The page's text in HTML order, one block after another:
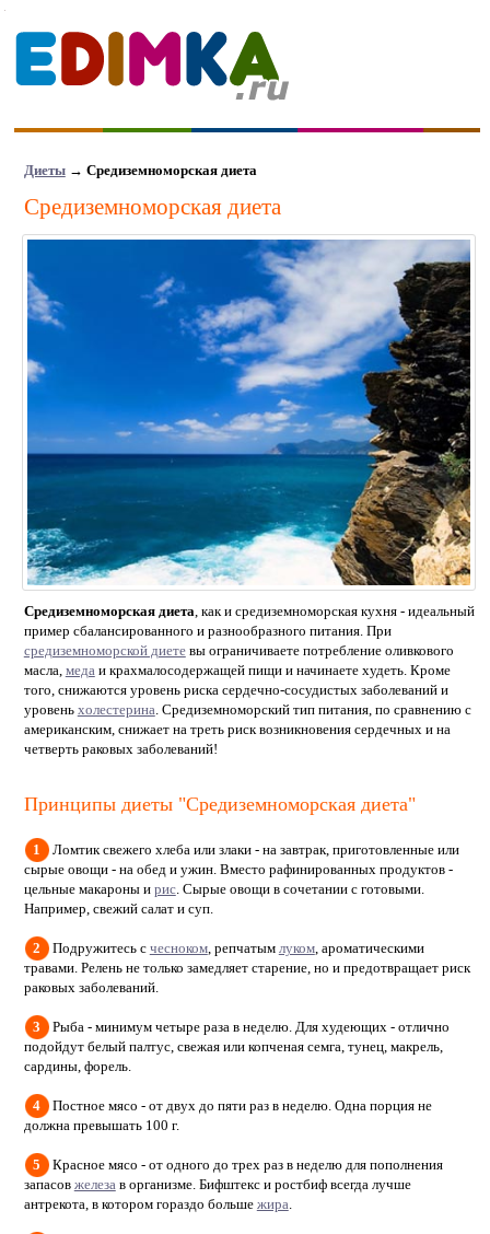
Диеты→ Средиземноморская диета
Средиземноморская диета
Средиземноморская диета, как и средиземноморская кухня - идеальный
пример сбалансированного и разнообразного питания. При
средиземноморской диетевы ограничиваете потребление оливкового
масла, медаи крахмалосодержащей пищи и начинаете худеть. Кроме
того, снижаются уровень риска сердечно-сосудистых заболеваний и
уровень холестерина. Средиземноморский тип питания, по сравнению с
американским, снижает на треть риск возникновения сердечных и на
четверть раковых заболеваний!
Принципы диеты "Средиземноморская диета"
1 Ломтик свежего хлеба или злаки - на завтрак, приготовленные или
сырые овощи - на обед и ужин. Вместо рафинированных продуктов -
цельные макароны и рис. Сырые овощи в сочетании с готовыми.
Например, свежий салат и суп.
2 Подружитесь с чесноком, репчатым луком, ароматическими
травами. Pелень не только замедляет старение, но и предотвращает риск
раковых заболеваний.
3 Рыба - минимум четыре раза в неделю. Для худеющих - отлично
подойдут белый палтус, свежая или копченая семга, тунец, макрель,
сардины, форель.
4 Постное мясо - от двух до пяти раз в неделю. Одна порция не
должна превышать 100 г.
5 Красное мясо - от одного до трех раз в неделю для пополнения
запасов железав организме. Бифштекс и ростбиф всегда лучше
антрекота, в котором гораздо больше жира.